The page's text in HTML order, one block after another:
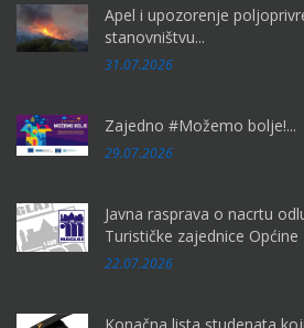
Apel i upozorenje
stanovništvu...
31.07.2026
Zajedno #Možemo bolje!...
29.07.2026
Javna rasprava o nacrtu
Turističke zajednice Općine
22.07.2026